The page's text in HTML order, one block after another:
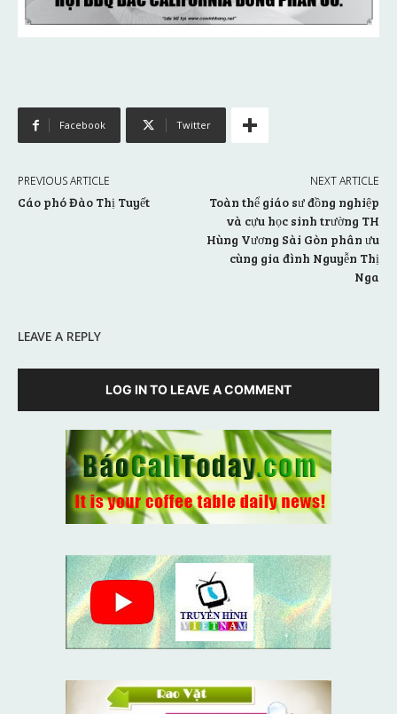
Facebook Twitter
PREVIOUS ARTICLE
Cáo phó Đào Thị Tuyết
NEXT ARTICLE
Toàn thể giáo sư đồng nghiệp
và cựu học sinh trường TH
Hùng Vương Sài Gòn phân ưu
cùng gia đình Nguyễn Thị
Nga
LEAVE A REPLY
LOG IN TO LEAVE A COMMENT